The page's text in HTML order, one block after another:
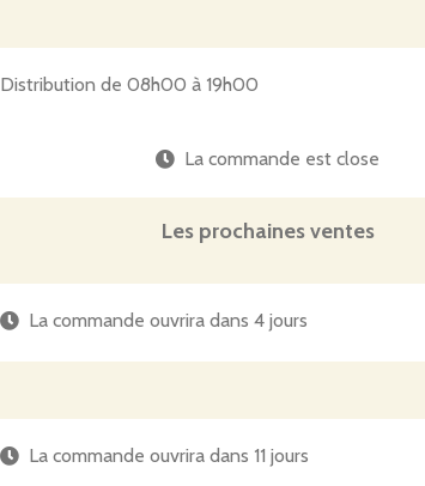
Distribution de 08h00 à 19h00
La commande est close
Les prochaines ventes
La commande ouvrira dans 4 jours
La commande ouvrira dans 11 jours